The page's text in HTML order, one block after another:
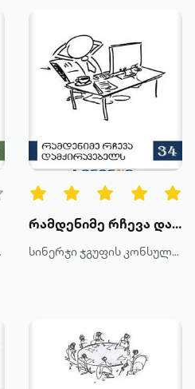
რამდენიმე რჩევა დამქირავებელს
სინერჯი ჯგუფის კონსულტანტები